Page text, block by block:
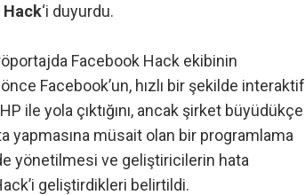
Hack‘i duyurdu.
Facebook Hack ekibinin
Facebook’un, hızlı bir şekilde interaktif
ile yola çıktığını, ancak şirket büyüdükçe
müsait olan bir programlama
yönetilmesi ve geliştiricilerin hata
geliştirdikleri belirtildi.